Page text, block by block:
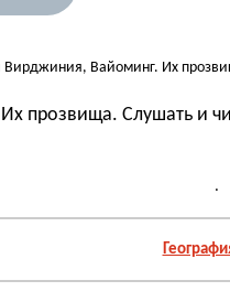
Вирджиния, Вайоминг. Их
прозвища. Слушать и
.